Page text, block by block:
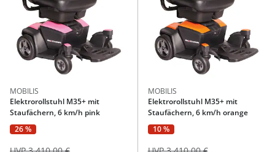
MOBILIS
Elektrorollstuhl M35+ mit
Staufächern, 6 km/h pink
26 %
MOBILIS
Elektrorollstuhl M35+ mit
Staufächern, 6 km/h orange
10 %